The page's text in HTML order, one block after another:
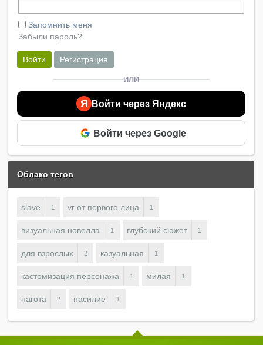
Запомнить меня
Забыли пароль?
Войти Регистрация
ИЛИ
Я Войти через Яндекс
Войти через Google
Облако тегов
slave 1 vr от первого лица 1
визуальная новелла 1 глубокий сюжет 1
для взрослых 2 казуальная 1
кастомизация персонажа 1 милая 1
нагота 2 насилие 1